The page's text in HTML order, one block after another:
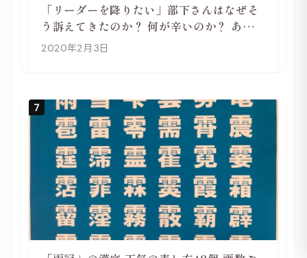
「リーダーを降りたい」部下さんはなぜそ
う訴えてきたのか？ 何が辛いのか？ あらた
めて考えてみる
2020年2月3日
7